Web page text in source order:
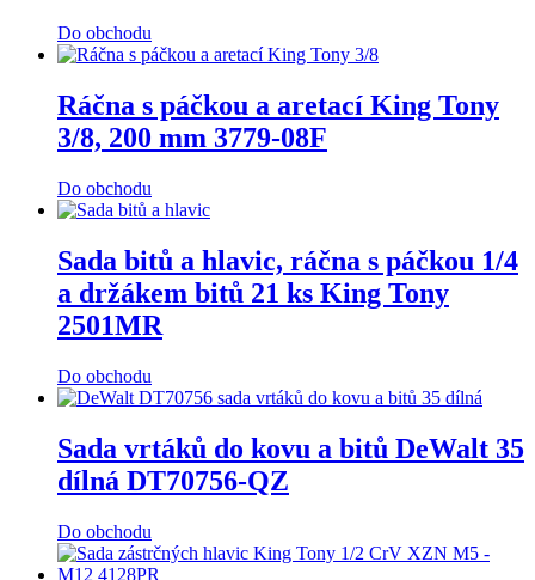
Do obchodu
Ráčna s páčkou a aretací King Tony
3/8, 200 mm 3779-08F
Do obchodu
Sada bitů a hlavic, ráčna s páčkou 1/4
a držákem bitů 21 ks King Tony
2501MR
Do obchodu
Sada vrtáků do kovu a bitů DeWalt 35
dílná DT70756-QZ
Do obchodu